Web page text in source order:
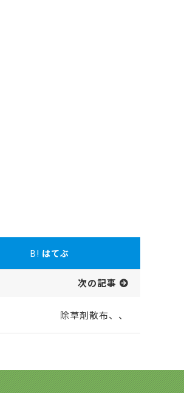
B! はてぶ
次の記事
除草剤散布、、